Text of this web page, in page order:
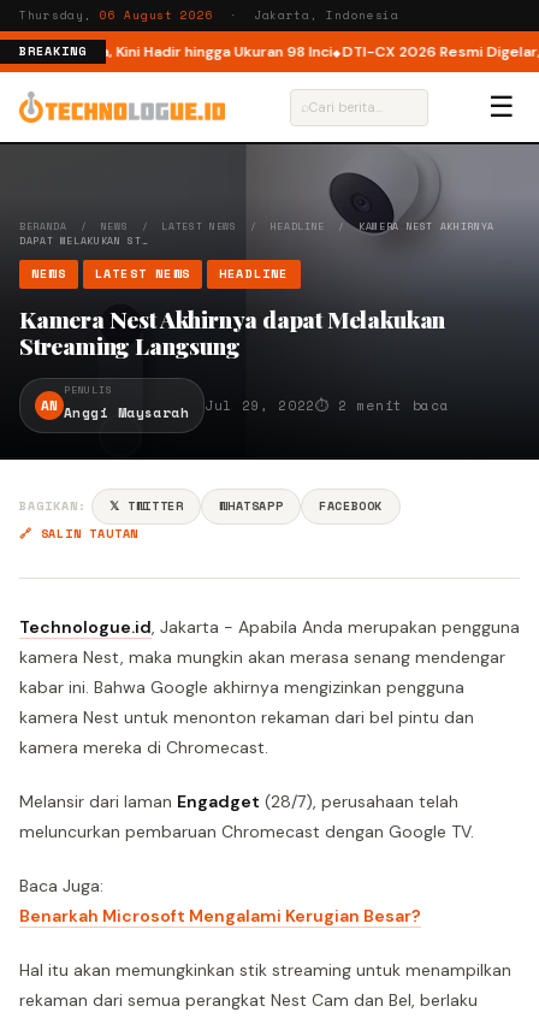
Thursday,06 August 2026 · Jakarta, Indonesia
BREAKING
Indonesia, Kini Hadir hingga Ukuran 98 Inci DTI-CX 2026 Resmi Digelar,
⌕ ☰
BERANDA / NEWS / LATEST NEWS / HEADLINE /KAMERA NEST AKHIRNYA
DAPAT MELAKUKAN ST…
NEWS LATEST NEWS HEADLINE
Kamera Nest Akhirnya dapat Melakukan
Streaming Langsung
AN
PENULIS
Anggi Maysarah Jul 29, 2022⏱ 2 menit baca
BAGIKAN: 𝕏 TWITTER WHATSAPP
FACEBOOK
🔗 SALIN TAUTAN
Technologue.id, Jakarta - Apabila Anda merupakan pengguna
kamera Nest, maka mungkin akan merasa senang mendengar
kabar ini. Bahwa Google akhirnya mengizinkan pengguna
kamera Nest untuk menonton rekaman dari bel pintu dan
kamera mereka di Chromecast.
Melansir dari laman Engadget (28/7), perusahaan telah
meluncurkan pembaruan Chromecast dengan Google TV.
Baca Juga:
Benarkah Microsoft Mengalami Kerugian Besar?
Hal itu akan memungkinkan stik streaming untuk menampilkan
rekaman dari semua perangkat Nest Cam dan Bel, berlaku